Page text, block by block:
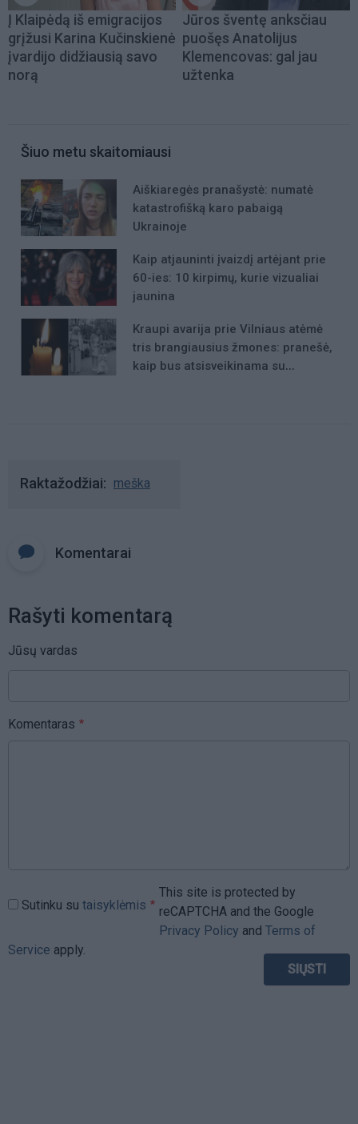
Į Klaipėdą iš emigracijos
grįžusi Karina Kučinskienė
įvardijo didžiausią savo
norą
Jūros šventę anksčiau
puošęs Anatolijus
Klemencovas: gal jau
užtenka
Šiuo metu skaitomiausi
Aiškiaregės pranašystė: numatė
katastrofišką karo pabaigą
Ukrainoje
Kaip atjauninti įvaizdį artėjant prie
60-ies: 10 kirpimų, kurie vizualiai
jaunina
Kraupi avarija prie Vilniaus atėmė
tris brangiausius žmones: pranešė,
kaip bus atsisveikinama su
Raktažodžiai meška
Komentarai
Rašyti komentarą
Jūsų vardas
Komentaras
Sutinku su taisyklėmis
This site is protected by
reCAPTCHA and the Google
Privacy Policy and Terms of
Service apply.